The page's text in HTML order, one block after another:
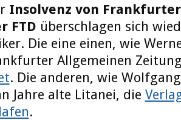
Insolvenz von
FTD überschlagen sich
Die eine einen, wie
Allgemeinen
. Die anderen, wie
Jahre alte Litanei, die
.